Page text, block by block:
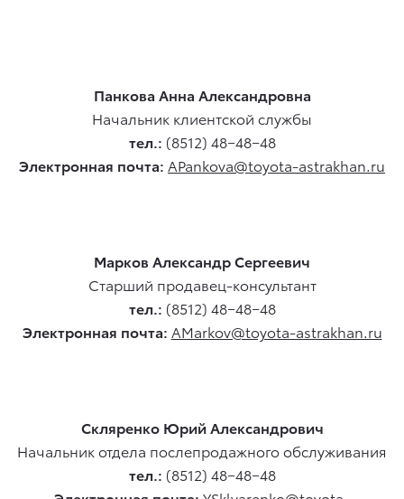
Панкова Анна Александровна
Начальник клиентской службы
тел.: (8512) 48−48−48
Электронная почта: APankova@toyota-astrakhan.ru
Марков Александр Сергеевич
Старший продавец-консультант
тел.: (8512) 48−48−48
Электронная почта: AMarkov@toyota-astrakhan.ru
Cкляренко Юрий Александрович
Начальник отдела послепродажного обслуживания
тел.: (8512) 48−48−48